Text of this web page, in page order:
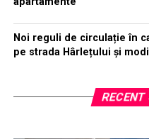
Noi reguli de circulație în
pe strada Hârlețului și